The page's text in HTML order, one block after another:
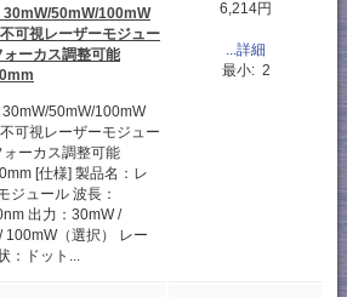
50mW/100mW
可視レーザーモジュー
ォーカス調整可能
50mW/100mW
可視レーザーモジュー
ォーカス調整可能
[仕様] 製品名：レ
ジュール 波長：
出力：30mW /
100mW（選択） レー
：ドット...
6,214円
...詳細
最小: 2